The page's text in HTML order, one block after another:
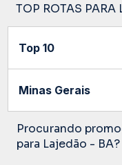
TOP ROTAS PARA
Top 10
Minas Gerais
Procurando
para Lajedão - BA?